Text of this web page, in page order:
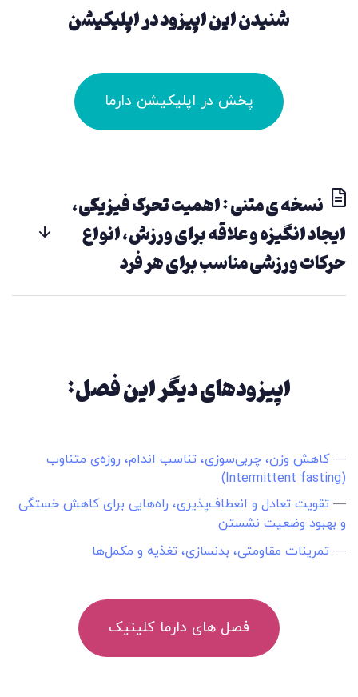
شنیدن این اپیزود در اپلیکیشن
پخش در اپلیکیشن دارما
نسخه ی متنی : اهمیت تحرک فیزیکی،
ایجاد انگیزه و‌ علاقه برای ورزش، انواع
حرکات ورزشی مناسب برای هر فرد
اپیزودهای دیگر این فصل:
—کاهش وزن، چربی‌سوزی، تناسب اندام، روزه‌ی متناوب
(Intermittent fasting)
— تقویت تعادل و انعطاف‌پذیری، راه‌هایی برای کاهش خستگی
و بهبود وضعیت نشستن
— تمرینات مقاومتی، بدنسازی، تغذیه و مکمل‌ها
فصل های دارما کلینیک